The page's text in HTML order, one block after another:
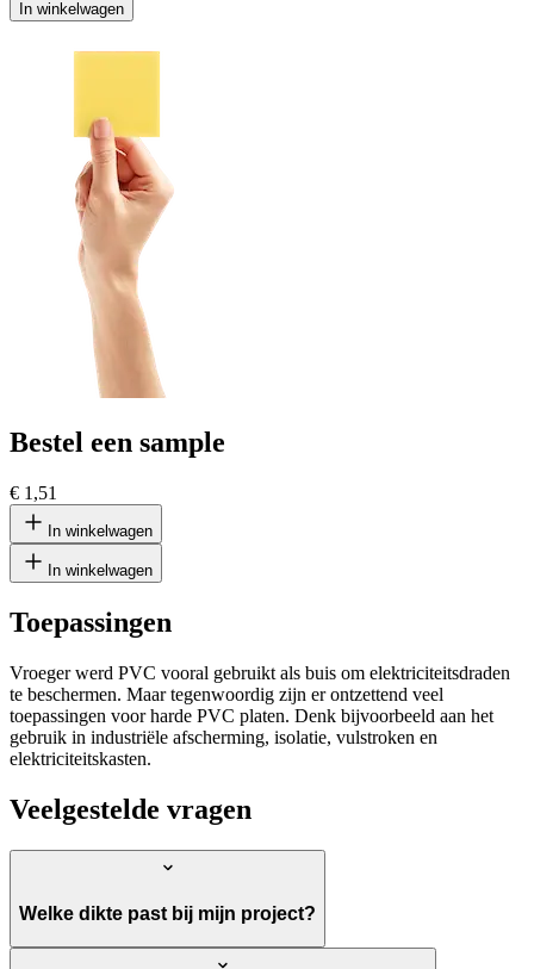
In winkelwagen
Bestel een sample
€ 1,51
In winkelwagen
In winkelwagen
Toepassingen
Vroeger werd PVC vooral gebruikt als buis om elektriciteitsdraden
te beschermen. Maar tegenwoordig zijn er ontzettend veel
toepassingen voor harde PVC platen. Denk bijvoorbeeld aan het
gebruik in industriële afscherming, isolatie, vulstroken en
elektriciteitskasten.
Veelgestelde vragen
Welke dikte past bij mijn project?